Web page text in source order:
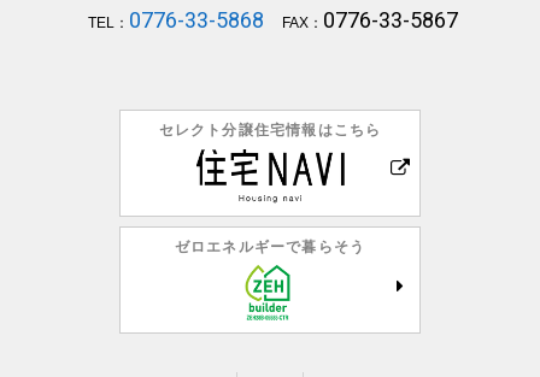
TEL： 0776-33-5868 FAX： 0776-33-5867
セレクト分譲住宅情報はこちら
ゼロエネルギーで暮らそう